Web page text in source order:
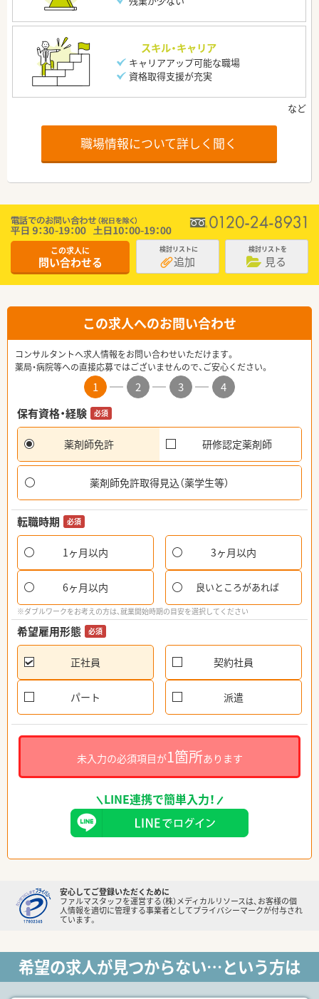
スキル・キャリア
キャリアアップ可能な職場
資格取得支援が充実
職場情報について詳しく聞く
この求人に
問い合わせる
検討リストに
追加
検討リストを
見る
この求人へのお問い合わせ
コンサルタントへ求人情報をお問い合わせいただけます。
薬局・病院等への直接応募ではございませんので、ご安心ください。
1 2 3
4
保有資格・経験
必須
薬剤師免許 研修認定薬剤師
薬剤師免許取得見込（薬学生等）
転職時期 必須
1ヶ月以内 3ヶ月以内
6ヶ月以内 良いところがあれば
※ダブルワークをお考えの方は、就業開始時期の目安を選択してください
希望雇用形態 必須
正社員 契約社員
パート 派遣
未入力の必須項目が1箇所あります
LINE連携で簡単入力！
安心してご登録いただくために
ファルマスタッフを運営する（株）メディカルリソースは、お客様の個
人情報を適切に管理する事業者としてプライバシーマークが付与され
ています。
希望の求人が見つからない…という方は